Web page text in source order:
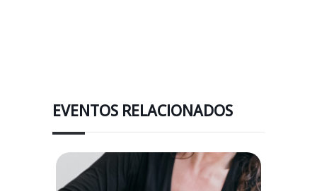
EVENTOS RELACIONADOS